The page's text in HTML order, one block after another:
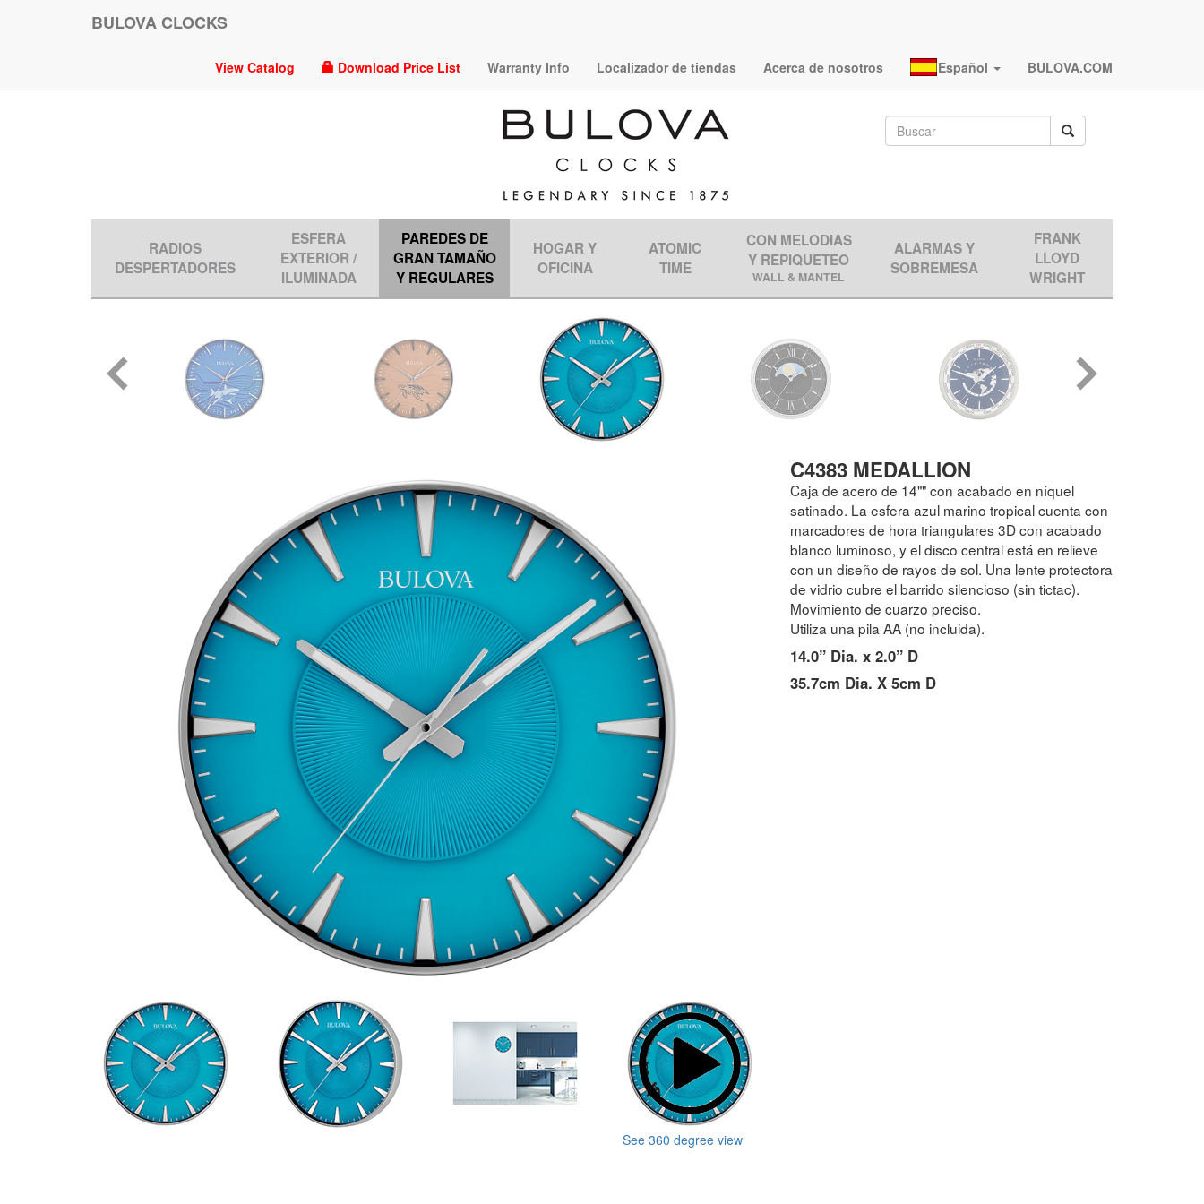
BULOVA CLOCKS
View Catalog Download Price List Warranty Info Localizador de tiendas Acerca de nosotros Español BULOVA.COM
RADIOS
DESPERTADORES
ESFERA
EXTERIOR /
ILUMINADA
PAREDES DE
GRAN TAMAÑO
Y REGULARES
HOGAR Y
OFICINA
ATOMIC
TIME
CON MELODIAS
Y REPIQUETEO
WALL & MANTEL
ALARMAS Y
SOBREMESA
FRANK
LLOYD
WRIGHT
See 360 degree view
C4383 MEDALLION
Caja de acero de 14"" con acabado en níquel
satinado. La esfera azul marino tropical cuenta con
marcadores de hora triangulares 3D con acabado
blanco luminoso, y el disco central está en relieve
con un diseño de rayos de sol. Una lente protectora
de vidrio cubre el barrido silencioso (sin tictac).
Movimiento de cuarzo preciso.
Utiliza una pila AA (no incluida).
14.0” Dia. x 2.0” D
35.7cm Dia. X 5cm D